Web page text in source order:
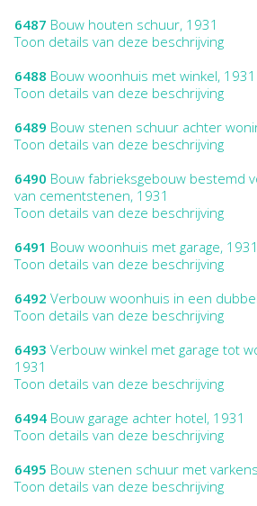
6487 Bouw houten schuur, 1931
Toon details van deze beschrijving
6488 Bouw woonhuis met winkel, 1931
Toon details van deze beschrijving
6489 Bouw stenen schuur achter
Toon details van deze beschrijving
6490 Bouw fabrieksgebouw bestemd
van cementstenen, 1931
Toon details van deze beschrijving
6491 Bouw woonhuis met garage, 1931
Toon details van deze beschrijving
6492 Verbouw woonhuis in een
Toon details van deze beschrijving
6493 Verbouw winkel met garage tot
1931
Toon details van deze beschrijving
6494 Bouw garage achter hotel, 1931
Toon details van deze beschrijving
6495 Bouw stenen schuur met
Toon details van deze beschrijving